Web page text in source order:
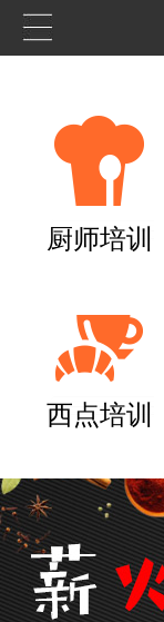
厨师培训
西点培训